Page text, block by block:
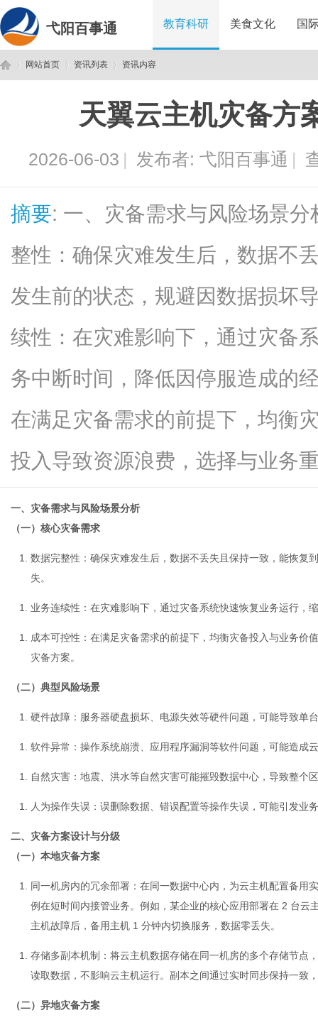
弋阳百事通 教育科研 美食文化 国
网站首页 资讯列表
›
资讯内容
天翼云主机灾备方
2026-06-03 | 发布者: 弋阳百事通 |
摘要: 一、灾备需求与风险场景
整性：确保灾难发生后，数据不
发生前的状态，规避因数据损坏
续性：在灾难影响下，通过灾备
务中断时间，降低因停服造成的
在满足灾备需求的前提下，均衡
投入导致资源浪费，选择与业务
一、灾备需求与风险场景分析
（一）核心灾备需求
数据完整性 ：确保灾难发生后，数据不丢失且保持一致，能恢
失。
业务连续性 ：在灾难影响下，通过灾备系统快速恢复业务运行
成本可控性 ：在满足灾备需求的前提下，均衡灾备投入与业务
灾备方案。
（二）典型风险场景
硬件故障 ：服务器硬盘损坏、电源失效等硬件问题，可能导致单台
软件异常 ：操作系统崩溃、应用程序漏洞等软件问题，可能造
自然灾害 ：地震、洪水等自然灾害可能摧毁数据中心，导致整个
人为操作失误 ：误删除数据、错误配置等操作失误，可能引发业
二、灾备方案设计与分级
（一）本地灾备方案
同一机房内的冗余部署 ：在同一数据中心内，为云主机配置备用
例在短时间内接管业务。例如，某企业的核心应用部署在 2 台
主机故障后，备用主机 1 分钟内切换服务，数据零丢失。
存储多副本机制 ：将云主机数据存储在同一机房的多个存储节
读取数据，不影响云主机运行。副本之间通过实时同步保持一致
（二）异地灾备方案